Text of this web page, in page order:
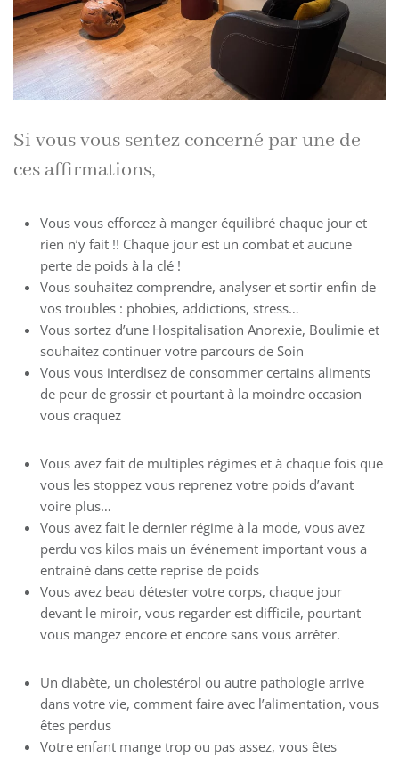
Si vous vous sentez concerné par une de
ces affirmations,
Vous vous efforcez à manger équilibré chaque jour et
rien n’y fait !! Chaque jour est un combat et aucune
perte de poids à la clé !
Vous souhaitez comprendre, analyser et sortir enfin de
vos troubles : phobies, addictions, stress…
Vous sortez d’une Hospitalisation Anorexie, Boulimie et
souhaitez continuer votre parcours de Soin
Vous vous interdisez de consommer certains aliments
de peur de grossir et pourtant à la moindre occasion
vous craquez
Vous avez fait de multiples régimes et à chaque fois que
vous les stoppez vous reprenez votre poids d’avant
voire plus…
Vous avez fait le dernier régime à la mode, vous avez
perdu vos kilos mais un événement important vous a
entrainé dans cette reprise de poids
Vous avez beau détester votre corps, chaque jour
devant le miroir, vous regarder est difficile, pourtant
vous mangez encore et encore sans vous arrêter.
Un diabète, un cholestérol ou autre pathologie arrive
dans votre vie, comment faire avec l’alimentation, vous
êtes perdus
Votre enfant mange trop ou pas assez, vous êtes